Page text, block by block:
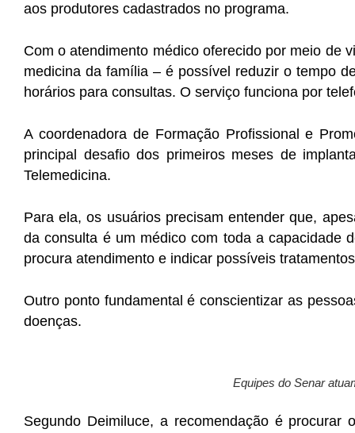
aos produtores cadastrados no programa.
Com o atendimento médico oferecido por meio de
medicina da família – é possível reduzir o tempo
horários para consultas. O serviço funciona por
A coordenadora de Formação Profissional e
principal desafio dos primeiros meses de
Telemedicina.
Para ela, os usuários precisam entender que,
da consulta é um médico com toda a capacidade
procura atendimento e indicar possíveis
Outro ponto fundamental é conscientizar as
doenças.
Equipes do Senar
Segundo Deimiluce, a recomendação é